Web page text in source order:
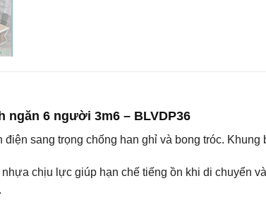
ngăn 6 người 3m6 – BLVDP36
điện sang trọng chống han ghỉ và bong tróc.
chịu lực giúp hạn chế tiếng ồn khi di chuyển